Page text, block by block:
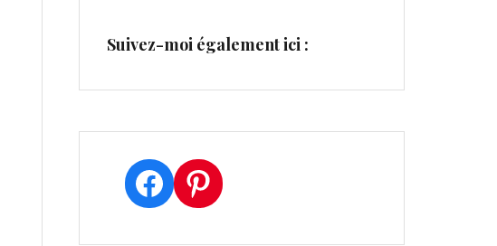
Suivez-moi également ici :
Facebook
Pinterest